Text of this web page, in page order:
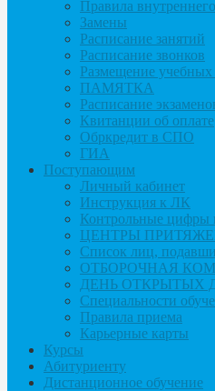
Правила
Замены
Расписание занятий
Расписание звонков
Размещение учебных
ПАМЯТКА
Расписание
Квитанции об оплате
Обркредит в СПО
ГИА
Поступающим
Личный кабинет
Инструкция к ЛК
Контрольные цифры
ЦЕНТРЫ
Список лиц,
ОТБОРОЧНАЯ
ДЕНЬ ОТКРЫТЫХ
Специальности
Правила приема
Карьерные карты
Курсы
Абитуриенту
Дистанционное обучение